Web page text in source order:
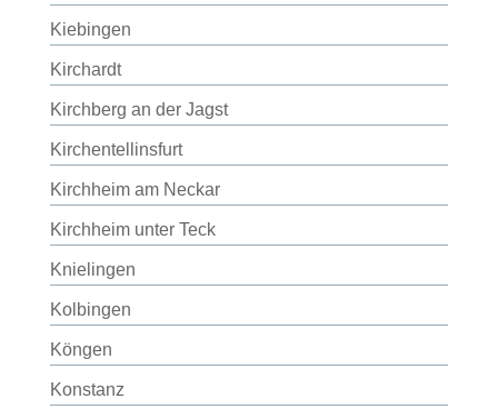
Kiebingen
Kirchardt
Kirchberg an der Jagst
Kirchentellinsfurt
Kirchheim am Neckar
Kirchheim unter Teck
Knielingen
Kolbingen
Köngen
Konstanz